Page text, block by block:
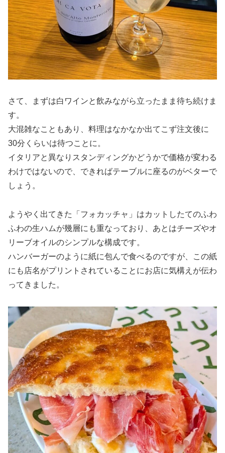
さて、まずは白ワインと飲みながら立ったまま待ち続けま
す。
大混雑なこともあり、料理はなかなか出てこず注文後に
30分くらいは待つことに。
イタリアと異なりスタンディングかどうかで価格が変わる
わけではないので、できればテーブルに座るのがベターで
しょう。
ようやく出てきた「フォカッチャ」はカットしたてのふわ
ふわの生ハムが幾層にも重なっており、あとはチーズやオ
リーブオイルのシンプルな構成です。
ハンバーガーのように紙に包んで食べるのですが、この紙
にも店名がプリントされていることにお店に気構えが伝わ
ってきました。